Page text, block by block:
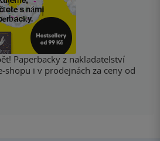
Paperbacky z nakladatelství
shopu i v prodejnách za ceny od